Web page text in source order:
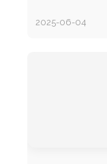
2025-06-04